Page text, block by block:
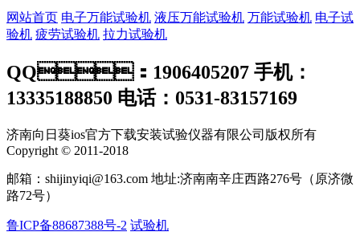
网站首页 电子万能试验机 液压万能试验机 万能试验机 电子试
验机 疲劳试验机 拉力试验机
QQ：1906405207 手机：
13335188850 电话：0531-83157169
济南向日葵ios官方下载安装试验仪器有限公司版权所有
Copyright © 2011-2018
邮箱：shijinyiqi@163.com 地址:济南南辛庄西路276号（原济微
路72号）
鲁ICP备88687388号-2 试验机